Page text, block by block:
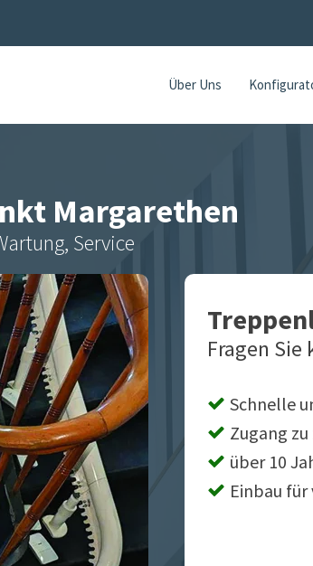
Über Uns
Margarethen
Service
Fragen
Schnelle
Zugang
über 10
Einbau